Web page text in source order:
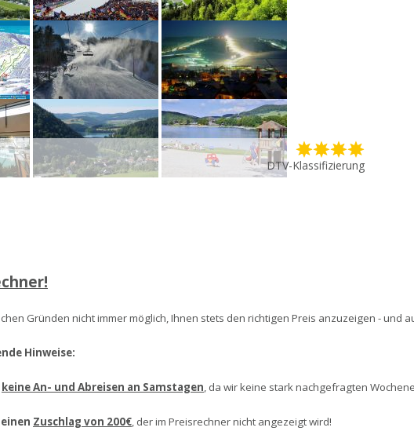
DTV-Klassifizierung
Gründen nicht immer möglich, Ihnen stets den richtigen Preis anzuzeigen - und
Hinweise:
keine An- und Abreisen an Samstagen , da wir keine stark nachgefragten
Zuschlag von 200€ , der im Preisrechner nicht angezeigt wird!